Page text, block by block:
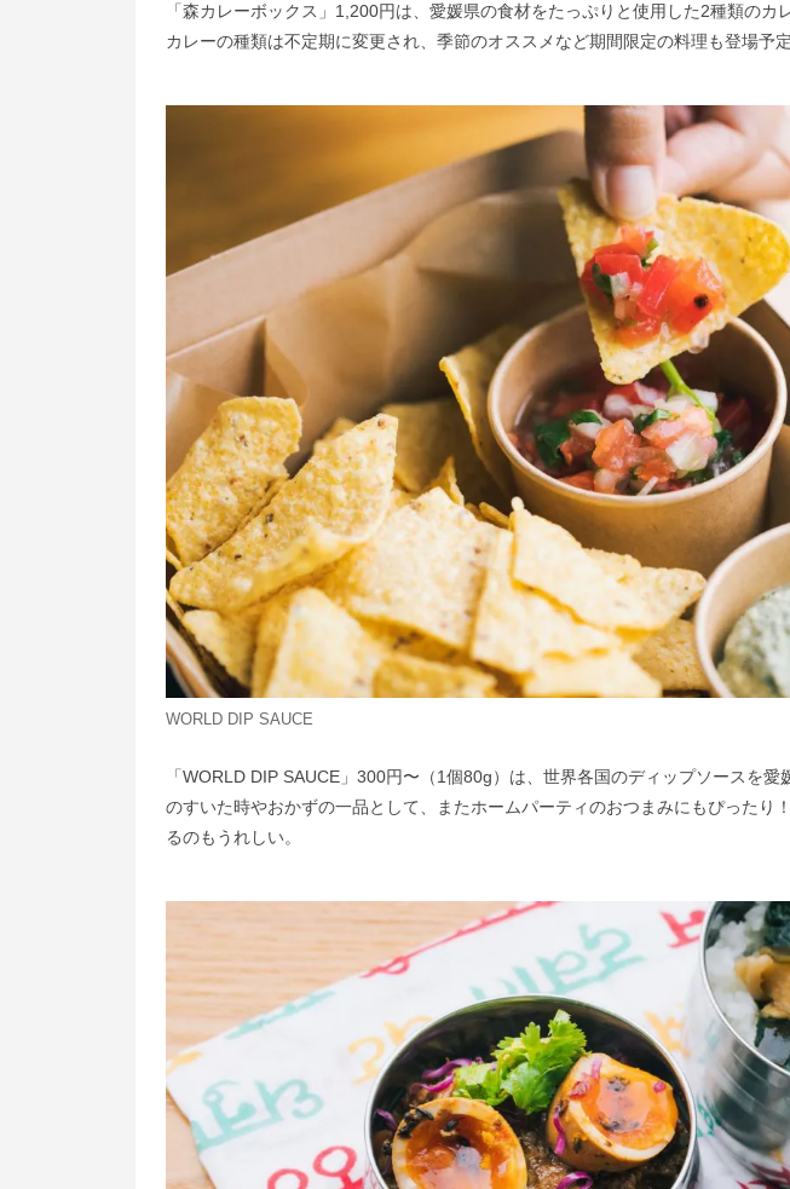
「森カレーボックス」1,200円は、愛媛県の⾷材をたっぷりと使用した2種類のカ
カレーの種類は不定期に変更され、季節のオススメなど期間限定の料理も登場予定
WORLD DIP SAUCE
「WORLD DIP SAUCE」300円〜（1個80g）は、世界各国のディップソースを
のすいた時やおかずの⼀品として、またホームパーティのおつまみにもぴったり
るのもうれしい。